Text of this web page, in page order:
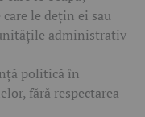
le dețin ei sau
administrativ-
politică în
fără respectarea